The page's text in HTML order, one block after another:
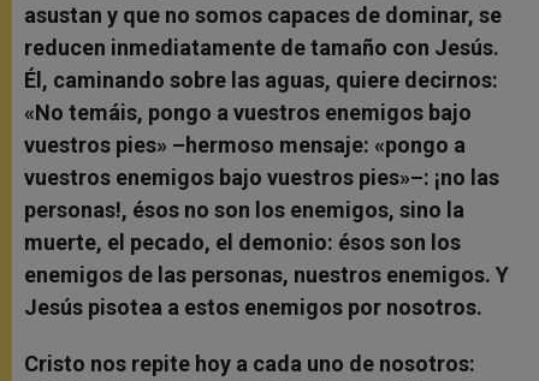
asustan y que no somos capaces de dominar, se
reducen inmediatamente de tamaño con Jesús.
Él, caminando sobre las aguas, quiere decirnos:
«No temáis, pongo a vuestros enemigos bajo
vuestros pies» –hermoso mensaje: «pongo a
vuestros enemigos bajo vuestros pies»–: ¡no las
personas!, ésos no son los enemigos, sino la
muerte, el pecado, el demonio: ésos son los
enemigos de las personas, nuestros enemigos. Y
Jesús pisotea a estos enemigos por nosotros.
Cristo nos repite hoy a cada uno de nosotros: